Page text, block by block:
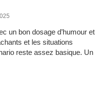
un bon dosage d’humour et
et les situations
reste assez basique. Un